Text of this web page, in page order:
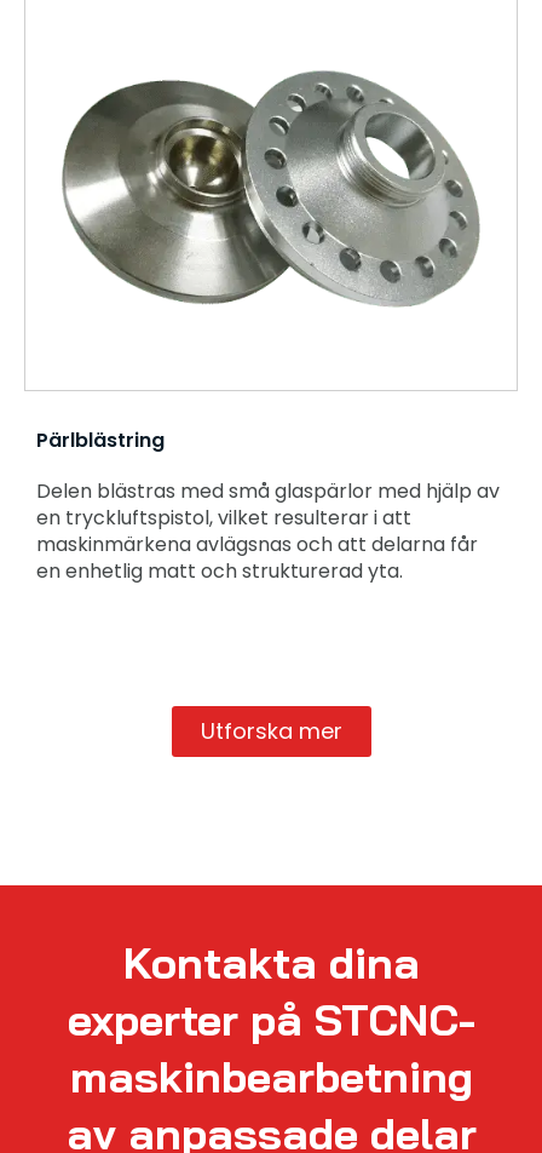
Pärlblästring
Delen blästras med små glaspärlor med hjälp av
en tryckluftspistol, vilket resulterar i att
maskinmärkena avlägsnas och att delarna får
en enhetlig matt och strukturerad yta.
Utforska mer
Kontakta dina
experter på STCNC-
maskinbearbetning
av anpassade delar